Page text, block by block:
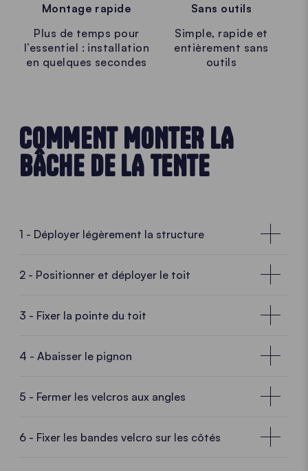
Montage rapide
Plus de temps pour
l’essentiel : installation
en quelques secondes
Sans outils
Simple, rapide et
entièrement sans
outils
COMMENT MONTER LA
BÂCHE DE LA TENTE
1 - Déployer légèrement la structure
2 - Positionner et déployer le toit
3 - Fixer la pointe du toit
4 - Abaisser le pignon
5 - Fermer les velcros aux angles
6 - Fixer les bandes velcro sur les côtés